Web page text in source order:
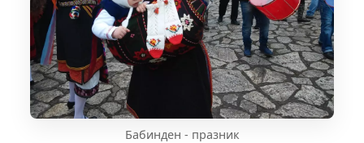
Бабинден - празник